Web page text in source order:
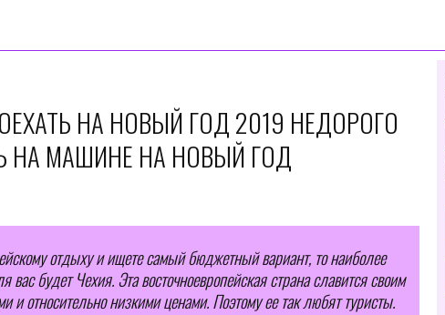
НА НОВЫЙ ГОД 2019 НЕДОРОГО
НА МАШИНЕ НА НОВЫЙ ГОД
отдыху и ищете самый бюджетный вариант, то наиболее
будет Чехия. Эта восточноевропейская страна славится своим
относительно низкими ценами. Поэтому ее так любят туристы.